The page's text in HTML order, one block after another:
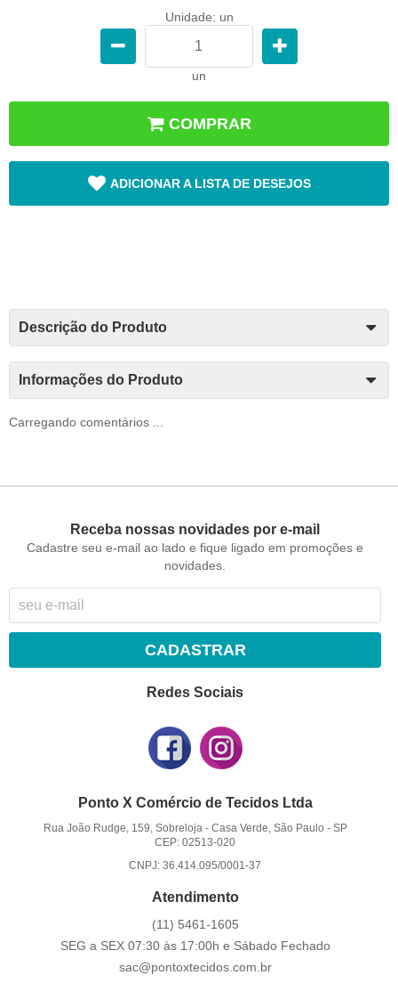
Unidade: un
un
COMPRAR
ADICIONAR A LISTA DE DESEJOS
Descrição do Produto
Informações do Produto
Carregando comentários ...
Receba nossas novidades por e-mail
Cadastre seu e-mail ao lado e fique ligado em promoções e
novidades.
CADASTRAR
Redes Sociais
Ponto X Comércio de Tecidos Ltda
Rua João Rudge, 159, Sobreloja- Casa Verde, São Paulo - SP
CEP: 02513-020
CNPJ: 36.414.095/0001-37
Atendimento
(11) 5461-1605
SEG a SEX 07:30 às 17:00h e Sábado Fechado
sac@pontoxtecidos.com.br